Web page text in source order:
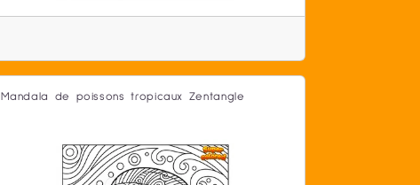
Mandala de poissons tropicaux Zentangle